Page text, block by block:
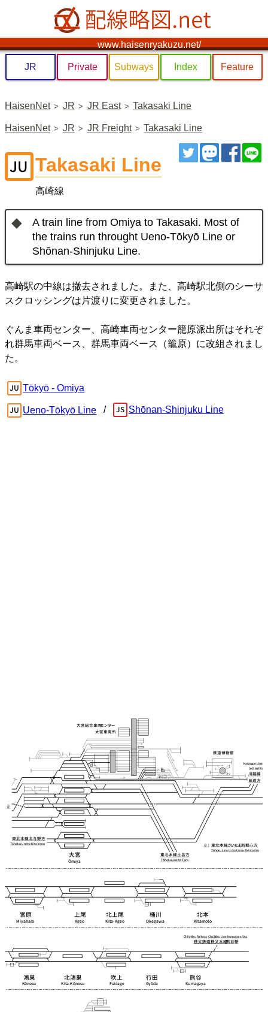
www.haisenryakuzu.net/
JR Private Subways Index Feature
HaisenNet JR JR East Takasaki Line
HaisenNet JR JR Freight Takasaki Line
ツイートトゥート
シェ
Takasaki Line
高崎線
A train line from Omiya to Takasaki. Most of
the trains run throught Ueno-Tōkyō Line or
Shōnan-Shinjuku Line.
高崎駅の中線は撤去されました。また、高崎駅北側のシーサ
スクロッシングは片渡りに変更されました。
ぐんま車両センター、高崎車両センター籠原派出所はそれぞ
れ群馬車両ベース、群馬車両ベース（籠原）に改組されまし
た。
Tōkyō - Omiya
Ueno-Tōkyō Line Shōnan-Shinjuku Line